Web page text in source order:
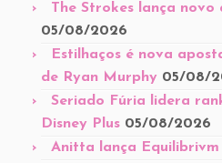
The Strokes lança novo
05/08/2026
Estilhaços é nova
de Ryan Murphy 05/08/
Seriado Fúria lidera
Disney Plus 05/08/2026
Anitta lança